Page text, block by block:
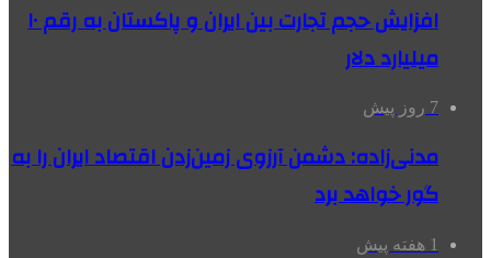
افزایش حجم تجارت بین ایران و پاکستان به رقم ۱۰
میلیارد دلار
7 روز پیش
مدنی‌زاده: دشمن آرزوی زمین‌زدن اقتصاد ایران را به
گور خواهد برد
1 هفته پیش